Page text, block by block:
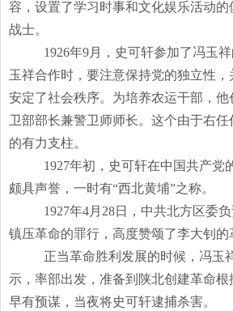
容，设置了学习时事和文化娱乐活动
战士。
1926年9月，史可轩参加了冯玉
玉祥合作时，要注意保持党的独立性
安定了社会秩序。为培养农运干部，
卫部部长兼警卫师师长。这个由于右
的有力支柱。
1927年初，史可轩在中国共产
颇具声誉，一时有“西北黄埔”之称。
1927年4月 28日，中共北方区委
镇压革命的罪行，高度赞颂了李大钊
正当革命胜利发展的时候，冯玉
示，率部出发，准备到陕北创建革命
早有预谋，当夜将史可轩逮捕杀害。